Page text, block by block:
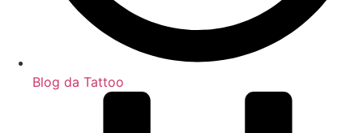
Blog da Tattoo